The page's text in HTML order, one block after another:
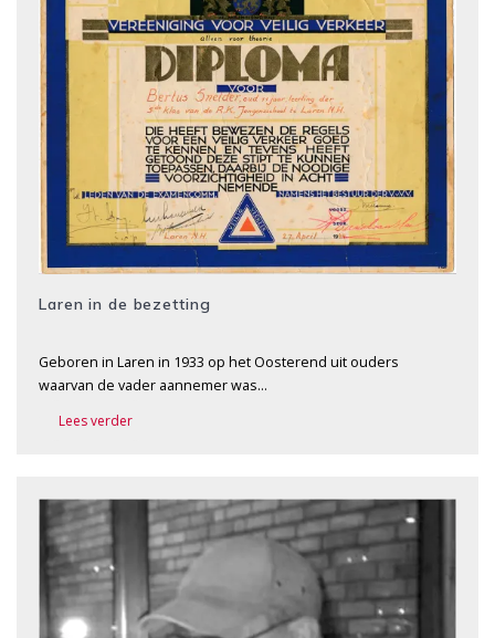
Laren in de bezetting
Geboren in Laren in 1933 op het Oosterend uit ouders
waarvan de vader aannemer was…
Lees verder